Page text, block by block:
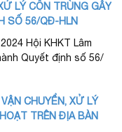
LÝ CÔN TRÙNG GÂY
SỐ 56/QĐ-HLN
Hội KHKT Lâm
Quyết định số 56/
CHUYỂN, XỬ LÝ
TRÊN ĐỊA BÀN